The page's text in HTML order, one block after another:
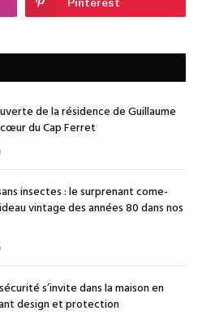
de la résidence de Guillaume
du Cap Ferret
insectes : le surprenant come-
vintage des années 80 dans nos
s’invite dans la maison en
design et protection